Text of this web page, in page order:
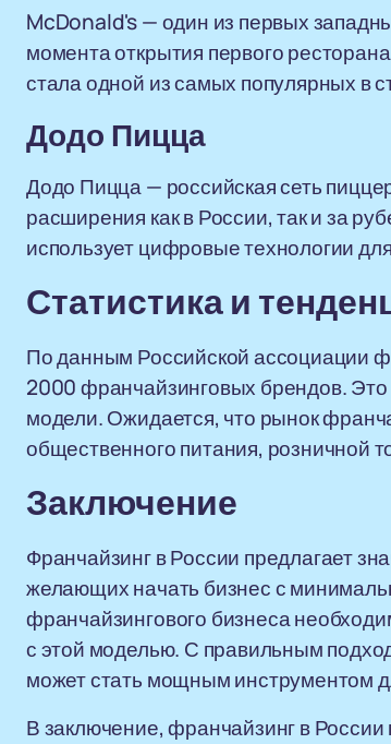
McDonald's — один из первых
момента открытия первого
стала одной из самых популярных в
Додо Пицца
Додо Пицца — российская сеть
расширения как в России, так и за
использует цифровые технологии
Статистика и
По данным Российской ассоциации
2000 франчайзинговых брендов. Это
модели. Ожидается, что рынок
общественного питания, розничной
Заключение
Франчайзинг в России предлагает
желающих начать бизнес с
франчайзингового бизнеса
с этой моделью. С правильным
может стать мощным инструментом
В заключение, франчайзинг в